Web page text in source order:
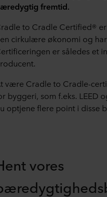
fremtid.
to Cradle Certified®
cirkulære økonomi og
er således et
være Cradle to Cradle-
byggeri, som f.eks. LEED
optjene flere point i disse
vores